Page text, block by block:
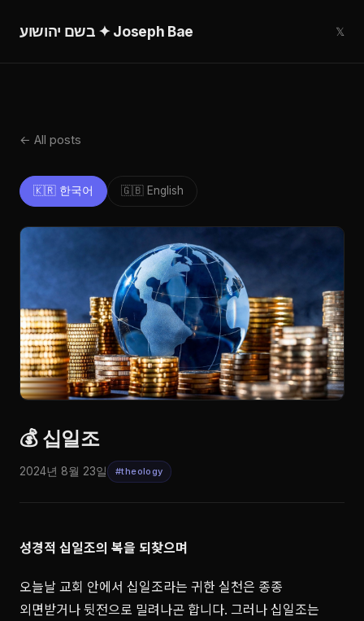
בשם יהושוע ✦ Joseph Bae 𝕏
← All posts
🇰🇷 한국어 🇬🇧 English
💰 십일조
2024년 8월 23일 #theology
성경적 십일조의 복을 되찾으며
오늘날 교회 안에서 십일조라는 귀한 실천은 종종
외면받거나 뒷전으로 밀려나곤 합니다. 그러나 십일조는